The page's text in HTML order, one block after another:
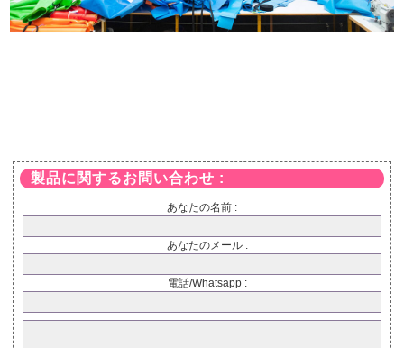
製品に関するお問い合わせ :
あなたの名前 :
あなたのメール :
電話/Whatsapp :